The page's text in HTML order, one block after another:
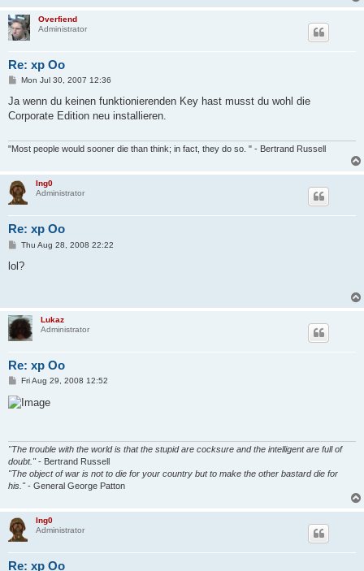
Overfiend
Administrator
Re: xp Oo
P
s
Mon Jul 30, 2007 12:36
Ja wenn du keinen funktionierenden Key hast musst du wohl die
Corporate Edition neu installieren.
"Most people would sooner die than think; in fact, they do so. " - Bertrand Russell
Ing0
Administrator
Re: xp Oo
P
s
Thu Aug 28, 2008 22:22
lol?
Lukaz
Administrator
Re: xp Oo
P
s
t
Fri Aug 29, 2008 12:52
"The trouble with the world is that the stupid are cocksure and the intelligent are full of
doubt."- Bertrand Russell
"The object of war is not to die for your country but to make the other bastard die for
his."- General George Patton
Ing0
Administrator
Re: xp Oo